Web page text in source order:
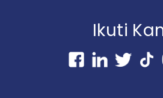
Ikuti